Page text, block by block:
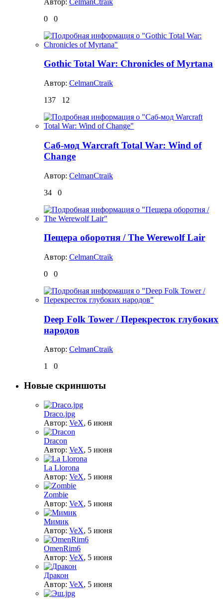
0
0
Gothic Total War: Chronicles of Myrtana
Автор: CelmanCtraik
137
12
Саб-мод Warcraft Total War: Wind of
Change
Автор: CelmanCtraik
34
0
Пещера оборотня / The Werewolf Lair
Автор: CelmanCtraik
0
0
Deep Folk Tower / Перекресток глубоких
народов
Автор: CelmanCtraik
1
0
Новые скриншоты
Draco.jpg
Автор: VeX, 6 июня
Dracon
Автор: VeX, 5 июня
La Llorona
Автор: VeX, 5 июня
Zombie
Автор: VeX, 5 июня
Мимик
Автор: VeX, 5 июня
OmenRim6
Автор: VeX, 5 июня
Дракон
Автор: VeX, 5 июня